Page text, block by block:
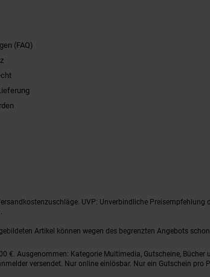
(FAQ)
UVP: Unverbindliche Preisempfehlung
Artikel können wegen des begrenzten Angebots
Ausgenommen: Kategorie Multimedia, Gutscheine,
versendet. Nur online einlösbar. Nur ein Gutschein pro